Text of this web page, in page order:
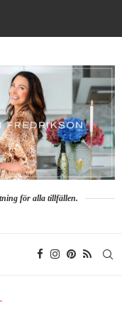
för alla tillfällen.